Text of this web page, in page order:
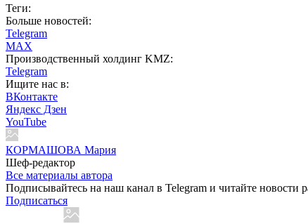
Теги:
Больше новостей:
Telegram
MAX
Производственный холдинг KMZ:
Telegram
Ищите нас в:
ВКонтакте
Яндекс Дзен
YouTube
КОРМАШОВА Мария
Шеф-редактор
Все материалы автора
Подписывайтесь на наш канал в Telegram и читайте новости
Подписаться